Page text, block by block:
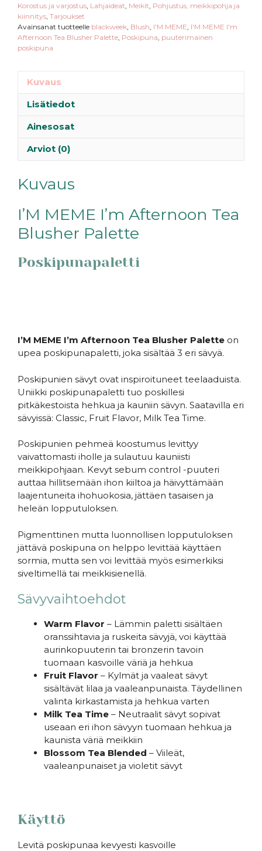
Korostus ja varjostus Lahjaideat Meikit Pohjustus, meikkipohja ja
kiinnitys Tarjoukset
Avainsanat tuotteelle blackweek Blush I'M MEME I'M MEME I'm
Afternoon Tea Blusher Palette Poskipuna puuterimainen
poskipuna
Kuvaus
Lisätiedot
Ainesosat
Arviot (0)
Kuvaus
I’M MEME I’m Afternoon Tea
Blusher Palette
Poskipunapaletti
I’M MEME I’m Afternoon Tea Blusher Palette on
upea poskipunapaletti, joka sisältää 3 eri sävyä.
Poskipunien sävyt ovat inspiroituneet teelaaduista.
Uniikki poskipunapaletti tuo poskillesi
pitkäkestoista hehkua ja kauniin sävyn. Saatavilla eri
sävyissä: Classic, Fruit Flavor, Milk Tea Time.
Poskipunien pehmeä koostumus levittyy
vaivattomasti iholle ja sulautuu kauniisti
meikkipohjaan. Kevyt sebum control -puuteri
auttaa hillitsemään ihon kiiltoa ja häivyttämään
laajentuneita ihohuokosia, jättäen tasaisen ja
heleän lopputuloksen.
Pigmenttinen mutta luonnollisen lopputuloksen
jättävä poskipuna on helppo levittää käyttäen
sormia, mutta sen voi levittää myös esimerkiksi
siveltimellä tai meikkisienellä.
Sävyvaihtoehdot
Warm Flavor – Lämmin paletti sisältäen
oranssihtavia ja ruskeita sävyjä, voi käyttää
aurinkopuuterin tai bronzerin tavoin
tuomaan kasvoille väriä ja hehkua
Fruit Flavor – Kylmät ja vaaleat sävyt
sisältävät lilaa ja vaaleanpunaista. Täydellinen
valinta kirkastamista ja hehkua varten
Milk Tea Time – Neutraalit sävyt sopivat
useaan eri ihon sävyyn tuomaan hehkua ja
kaunista väriä meikkiin
Blossom Tea Blended – Viileät,
vaaleanpunaiset ja violetit sävyt
Käyttö
Levitä poskipunaa kevyesti kasvoille